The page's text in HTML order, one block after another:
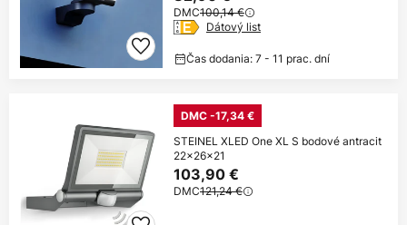
DMC100,14 €
Dátový list
Čas dodania: 7 - 11 prac. dní
DMC -17,34 €
STEINEL XLED One XL S bodové antracit
22x26x21
103,90 €
DMC121,24 €